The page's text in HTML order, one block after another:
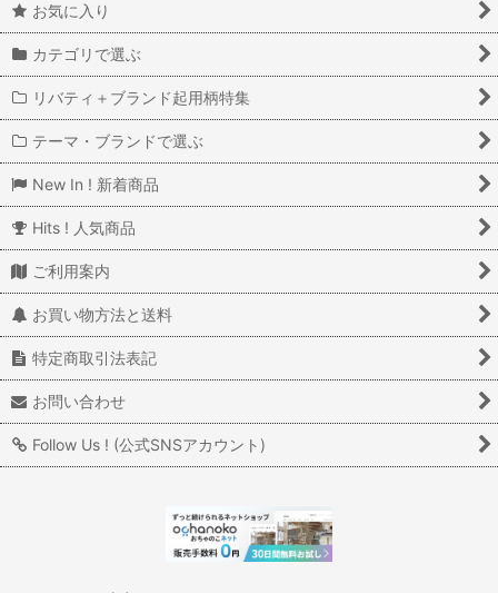
お気に入り
カテゴリで選ぶ
リバティ＋ブランド起用柄特集
テーマ・ブランドで選ぶ
New In ! 新着商品
Hits ! 人気商品
ご利用案内
お買い物方法と送料
特定商取引法表記
お問い合わせ
Follow Us ! (公式SNSアカウント)